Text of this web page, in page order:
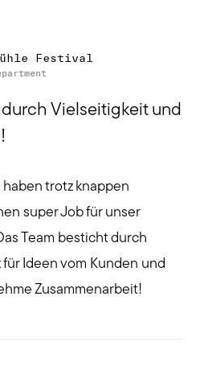
Festival
Vielseitigkeit und
trotz knappen
super Job für unser
Team besticht durch
Ideen vom Kunden und
Zusammenarbeit!